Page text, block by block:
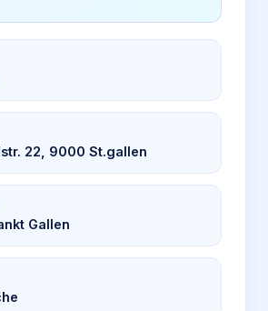
22, 9000 St.gallen
Gallen